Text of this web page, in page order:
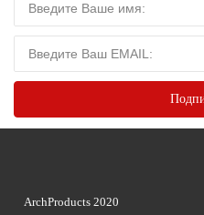
ArchProducts 2020